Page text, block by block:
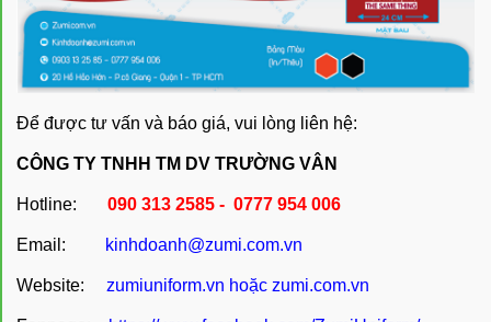
Để được tư vấn và báo giá, vui lòng liên hệ:
CÔNG TY TNHH TM DV TRƯỜNG VÂN
Hotline: 090 313 2585 - 0777 954 006
Email: kinhdoanh@zumi.com.vn
Website: zumiuniform.vn hoặc zumi.com.vn